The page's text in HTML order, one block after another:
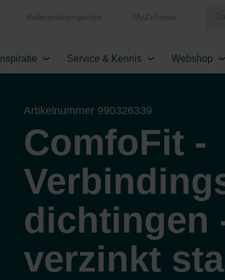
Referentieprojecten MyZehnder
Inspiratie Service & Kennis Webshop
Artikelnummer 990326339
ComfoFit -
dichtingen
verzinkt